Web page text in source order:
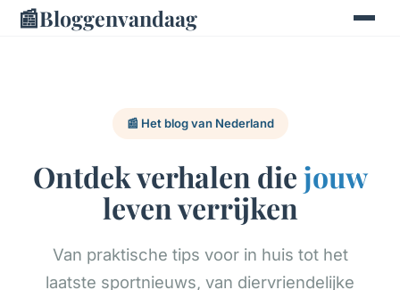
📰Bloggenvandaag
📰 Het blog van Nederland
Ontdek verhalen diejouw
leven verrijken
Van praktische tips voor in huis tot het
laatste sportnieuws, van diervriendelijke